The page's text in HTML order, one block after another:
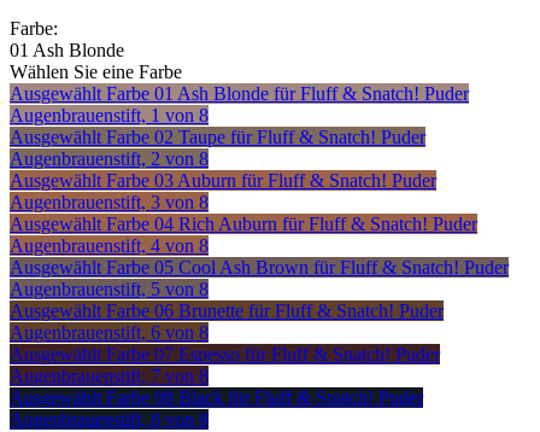
Farbe:
01 Ash Blonde
Wählen Sie eine Farbe
Ausgewählt Farbe 01 Ash Blonde für Fluff & Snatch! Puder
Augenbrauenstift, 1 von 8
Ausgewählt Farbe 02 Taupe für Fluff & Snatch! Puder
Augenbrauenstift, 2 von 8
Ausgewählt Farbe 03 Auburn für Fluff & Snatch! Puder
Augenbrauenstift, 3 von 8
Ausgewählt Farbe 04 Rich Auburn für Fluff & Snatch! Puder
Augenbrauenstift, 4 von 8
Ausgewählt Farbe 05 Cool Ash Brown für Fluff & Snatch! Puder
Augenbrauenstift, 5 von 8
Ausgewählt Farbe 06 Brunette für Fluff & Snatch! Puder
Augenbrauenstift, 6 von 8
Ausgewählt Farbe 07 Espesso für Fluff & Snatch! Puder
Augenbrauenstift, 7 von 8
Ausgewählt Farbe 08 Black für Fluff & Snatch! Puder
Augenbrauenstift, 8 von 8